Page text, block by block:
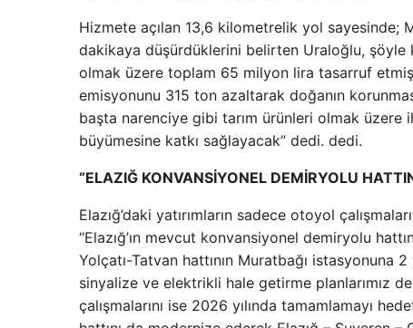
Hizmete açılan 13,6 kilometrelik yol
dakikaya düşürdüklerini belirten Uraloğlu, şöyle
olmak üzere toplam 65 milyon lira tasarruf
emisyonunu 315 ton azaltarak doğanın
başta narenciye gibi tarım ürünleri olmak
büyümesine katkı sağlayacak” dedi. dedi.
“ELAZIĞ KONVANSİYONEL DEMİRYOLU
Elazığ’daki yatırımların sadece otoyol
“Elazığ’ın mevcut konvansiyonel demiryolu
Yolçatı-Tatvan hattının Muratbağı istasyonuna
sinyalize ve elektrikli hale getirme planlarımız
çalışmalarını ise 2026 yılında tamamlamayı